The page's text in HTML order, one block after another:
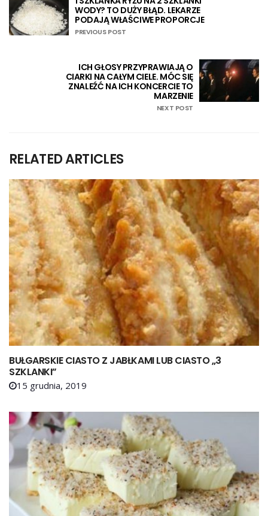
WODY? TO DUŻY BŁĄD. LEKARZE
PODAJĄ WŁAŚCIWE PROPORCJE
PREVIOUS POST
ICH GŁOSY PRZYPRAWIAJĄ O
CIARKI NA CAŁYM CIELE. MÓC SIĘ
ZNALEŹĆ NA ICH KONCERCIE TO
MARZENIE
NEXT POST
RELATED ARTICLES
BUŁGARSKIE CIASTO Z JABŁKAMI LUB CIASTO „3
SZKLANKI”
15 grudnia, 2019